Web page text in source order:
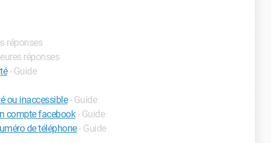
réponses
réponses
- Guide
ou inaccessible - Guide
compte facebook - Guide
de téléphone- Guide